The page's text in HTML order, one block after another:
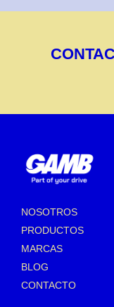
NOSOTROS
PRODUCTOS
MARCAS
BLOG
CONTACTO